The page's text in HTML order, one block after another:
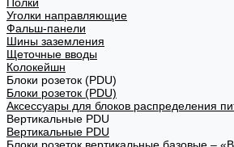
Уголки направляющие
Фальш-панели
Шины заземления
Щеточные вводы
Колокейшн
Блоки розеток (PDU)
Блоки розеток (PDU)
Аксессуары для блоков распределения
Вертикальные PDU
Вертикальные PDU